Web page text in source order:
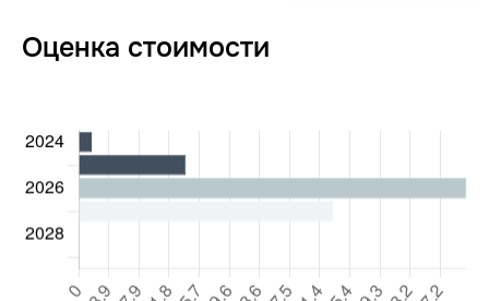
Оценка стоимости